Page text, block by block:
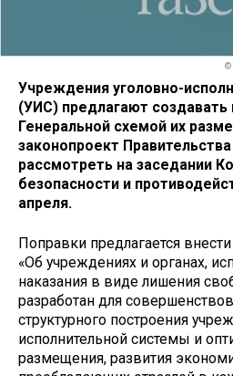
©
Учреждения уголовно-
(УИС) предлагают создавать
Генеральной схемой их
законопроект
рассмотреть на заседании
безопасности и
апреля.
Поправки предлагается
«Об учреждениях и органах,
наказания в виде лишения
разработан для
структурного построения
исполнительной системы и
размещения, развития